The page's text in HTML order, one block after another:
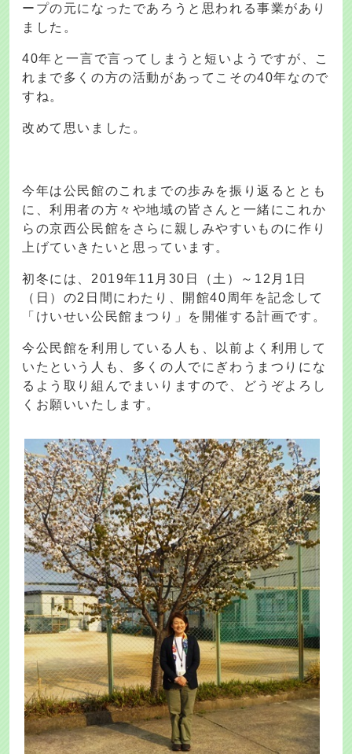
ープの元になったであろうと思われる事業があり
ました。
40年と一言で言ってしまうと短いようですが、こ
れまで多くの方の活動があってこその40年なので
すね。
改めて思いました。
今年は公民館のこれまでの歩みを振り返るととも
に、利用者の方々や地域の皆さんと一緒にこれか
らの京西公民館をさらに親しみやすいものに作り
上げていきたいと思っています。
初冬には、2019年11月30日（土）～12月1日
（日）の2日間にわたり、開館40周年を記念して
「けいせい公民館まつり」を開催する計画です。
今公民館を利用している人も、以前よく利用して
いたという人も、多くの人でにぎわうまつりにな
るよう取り組んでまいりますので、どうぞよろし
くお願いいたします。